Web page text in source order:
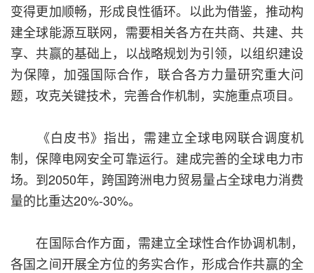
变得更加顺畅，形成良性循环。以此为借鉴，推动构
建全球能源互联网，需要相关各方在共商、共建、共
享、共赢的基础上，以战略规划为引领，以组织建设
为保障，加强国际合作，联合各方力量研究重大问
题，攻克关键技术，完善合作机制，实施重点项目。
《白皮书》指出，需建立全球电网联合调度机
制，保障电网安全可靠运行。建成完善的全球电力市
场。到2050年，跨国跨洲电力贸易量占全球电力消费
量的比重达20%-30%。
在国际合作方面，需建立全球性合作协调机制，
各国之间开展全方位的务实合作，形成合作共赢的全